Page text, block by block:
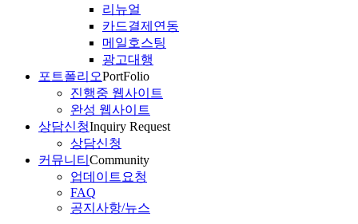
리뉴얼
카드결제연동
메일호스팅
광고대행
포트폴리오PortFolio
진행중 웹사이트
완성 웹사이트
상담신청Inquiry Request
상담신청
커뮤니티 Community
업데이트요청
FAQ
공지사항/뉴스